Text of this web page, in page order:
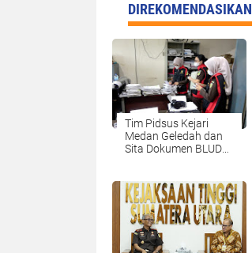
DIREKOMENDASIKAN
Tim Pidsus Kejari
Medan Geledah dan
Sita Dokumen BLUD